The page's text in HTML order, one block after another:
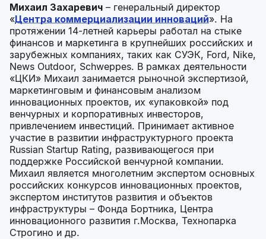
Михаил Захаревич – генеральный директор
«Центра коммерциализации инноваций». На
протяжении 14-летней карьеры работал на стыке
финансов и маркетинга в крупнейших российских и
зарубежных компаниях, таких как СУЭК, Ford, Nike,
News Outdoor, Schweppes. В рамках деятельности
«ЦКИ» Михаил занимается рыночной экспертизой,
маркетинговым и финансовым анализом
инновационных проектов, их «упаковкой» под
венчурных и корпоративных инвесторов,
привлечением инвестиций. Принимает активное
участие в развитии инфраструктурного проекта
Russian Startup Rating, развивающегося при
поддержке Российской венчурной компании.
Михаил является многолетним экспертом основных
российских конкурсов инновационных проектов,
экспертом институтов развития и объектов
инфраструктуры – Фонда Бортника, Центра
инновационного развития г.Москва, Технопарка
Строгино и др.